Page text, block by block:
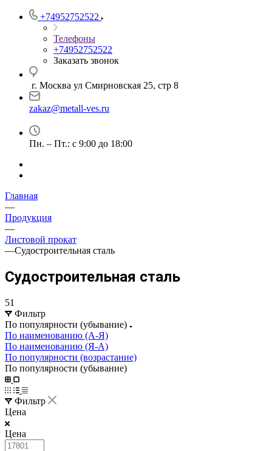
+74952752522
Телефоны
+74952752522
Заказать звонок
г. Москва ул Смирновская 25, стр 8
zakaz@metall-ves.ru
Пн. – Пт.: с 9:00 до 18:00
Главная
—
Продукция
—
Листовой прокат
—Судостроительная сталь
Судостроительная сталь
51
Фильтр
По популярности (убывание)
По наименованию (А-Я)
По наименованию (Я-А)
По популярности (возрастание)
По популярности (убывание)
Фильтр
Цена
Цена